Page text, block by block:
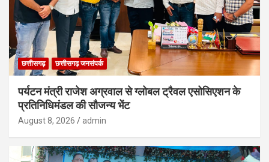
छत्तीसगढ़ छत्तीसगढ़ जनसंपर्क
पर्यटन मंत्री राजेश अग्रवाल से ग्लोबल ट्रैवल एसोसिएशन के
प्रतिनिधिमंडल की सौजन्य भेंट
August 8, 2026 admin